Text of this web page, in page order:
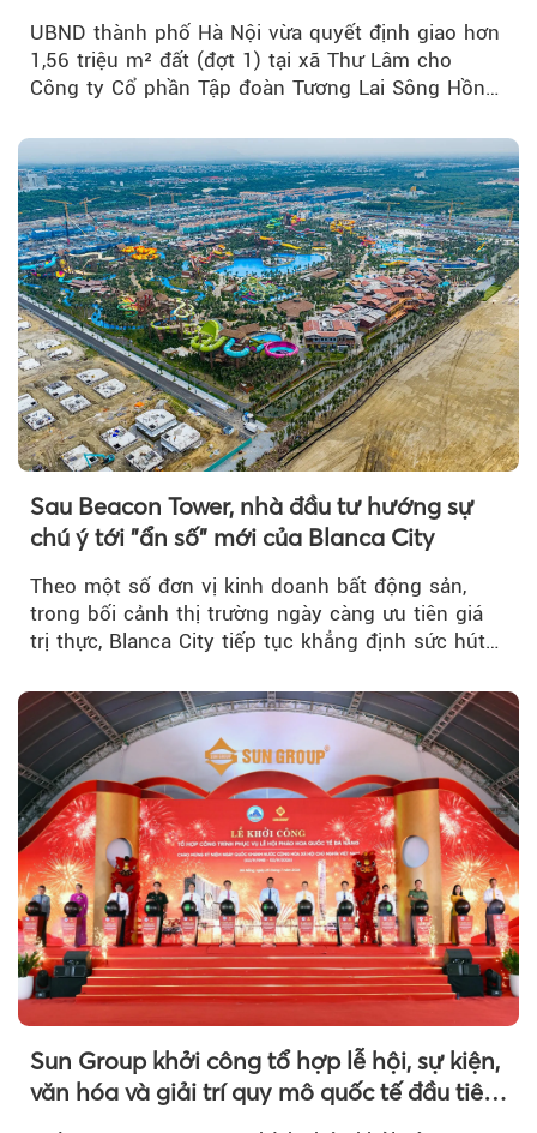
UBND thành phố Hà Nội vừa quyết định giao hơn
1,56 triệu m² đất (đợt 1) tại xã Thư Lâm cho
Công ty Cổ phần Tập đoàn Tương Lai Sông Hồng
Sau Beacon Tower, nhà đầu tư hướng sự
chú ý tới "ẩn số" mới của Blanca City
Theo một số đơn vị kinh doanh bất động sản,
trong bối cảnh thị trường ngày càng ưu tiên giá
trị thực, Blanca City tiếp tục khẳng định sức hút
Sun Group khởi công tổ hợp lễ hội, sự kiện,
văn hóa và giải trí quy mô quốc tế đầu tiên